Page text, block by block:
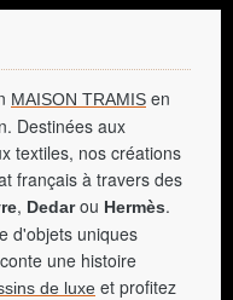
MAISON TRAMIS en
Destinées aux
textiles, nos créations
français à travers des
, Dedarou Hermès.
d'objets uniques
une histoire
de luxe et profitez